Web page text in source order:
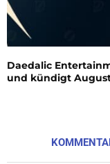
Daedalic
und kündigt